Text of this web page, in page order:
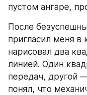
пустом ангаре,
После
пригласил меня в
нарисовал два
линией. Один
передач, другой
понял, что